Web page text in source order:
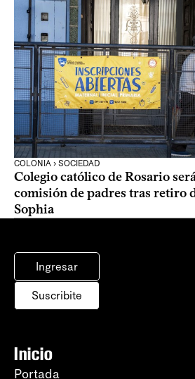
COLONIA › SOCIEDAD
Colegio católico de Rosario
comisión de padres tras retiro
Sophia
Ingresar
Suscribite
Inicio
Portada